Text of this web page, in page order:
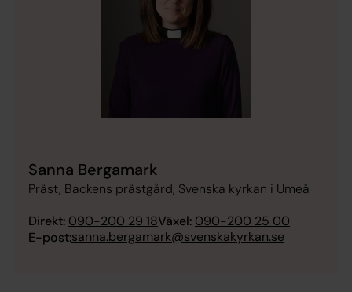
Sanna Bergamark
Präst, Backens prästgård, Svenska kyrkan i Umeå
Direkt: 090-200 29 18Växel: 090-200 25 00
E-post:sanna.bergamark@svenskakyrkan.se